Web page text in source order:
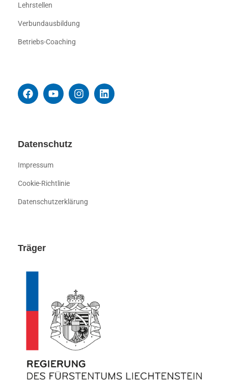
Lehrstellen
Verbundausbildung
Betriebs-Coaching
Datenschutz
Impressum
Cookie-Richtlinie
Datenschutzerklärung
Träger